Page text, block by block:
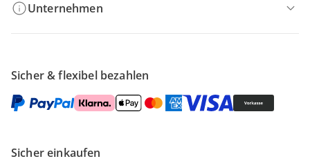
Unternehmen
Sicher & flexibel bezahlen
Sicher einkaufen